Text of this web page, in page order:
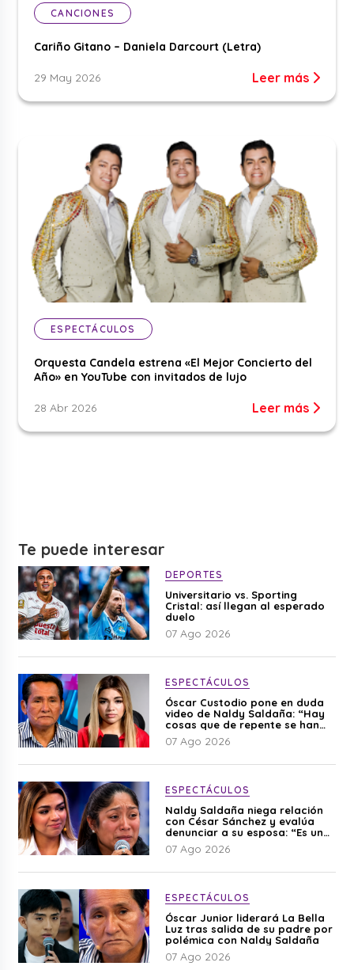
CANCIONES
Cariño Gitano – Daniela Darcourt (Letra)
29 May 2026 Leer más
ESPECTÁCULOS
Orquesta Candela estrena «El Mejor Concierto del
Año» en YouTube con invitados de lujo
28 Abr 2026 Leer más
Te puede interesar
DEPORTES
Universitario vs. Sporting
Cristal: así llegan al esperado
duelo
07 Ago 2026
ESPECTÁCULOS
Óscar Custodio pone en duda
video de Naldy Saldaña: “Hay
cosas que de repente se han
editado”
07 Ago 2026
ESPECTÁCULOS
Naldy Saldaña niega relación
con César Sánchez y evalúa
denunciar a su esposa: “Es una
difamación”
07 Ago 2026
ESPECTÁCULOS
Óscar Junior liderará La Bella
Luz tras salida de su padre por
polémica con Naldy Saldaña
07 Ago 2026